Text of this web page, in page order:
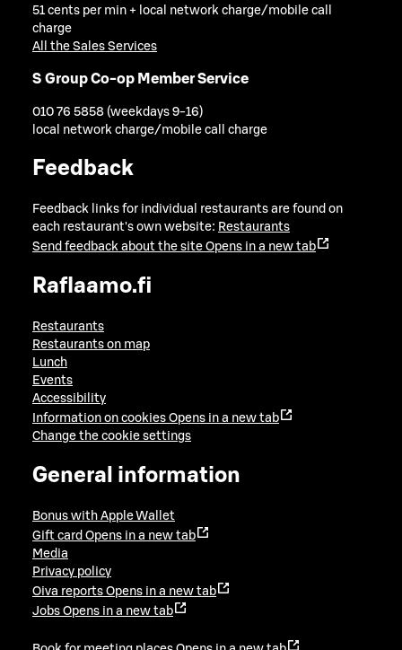
51 cents per min + local network charge/mobile call
charge
All the Sales Services
S Group Co-op Member Service
010 76 5858 (weekdays 9-16)
local network charge/mobile call charge
Feedback
Feedback links for individual restaurants are found on
each restaurant's own website: Restaurants
Send feedback about the site Opens in a new tab
Raflaamo.fi
Restaurants
Restaurants on map
Lunch
Events
Accessibility
Information on cookies Opens in a new tab
Change the cookie settings
General information
Bonus with Apple Wallet
Gift card Opens in a new tab
Media
Privacy policy
Oiva reports Opens in a new tab
Jobs Opens in a new tab